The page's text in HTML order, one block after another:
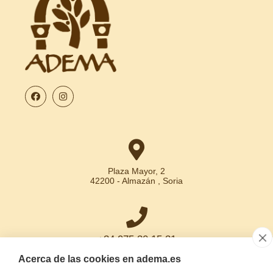
Acerca de las cookies en adema.es
Plaza Mayor, 2
42200 - Almazán , Soria
+34 975 30 15 31